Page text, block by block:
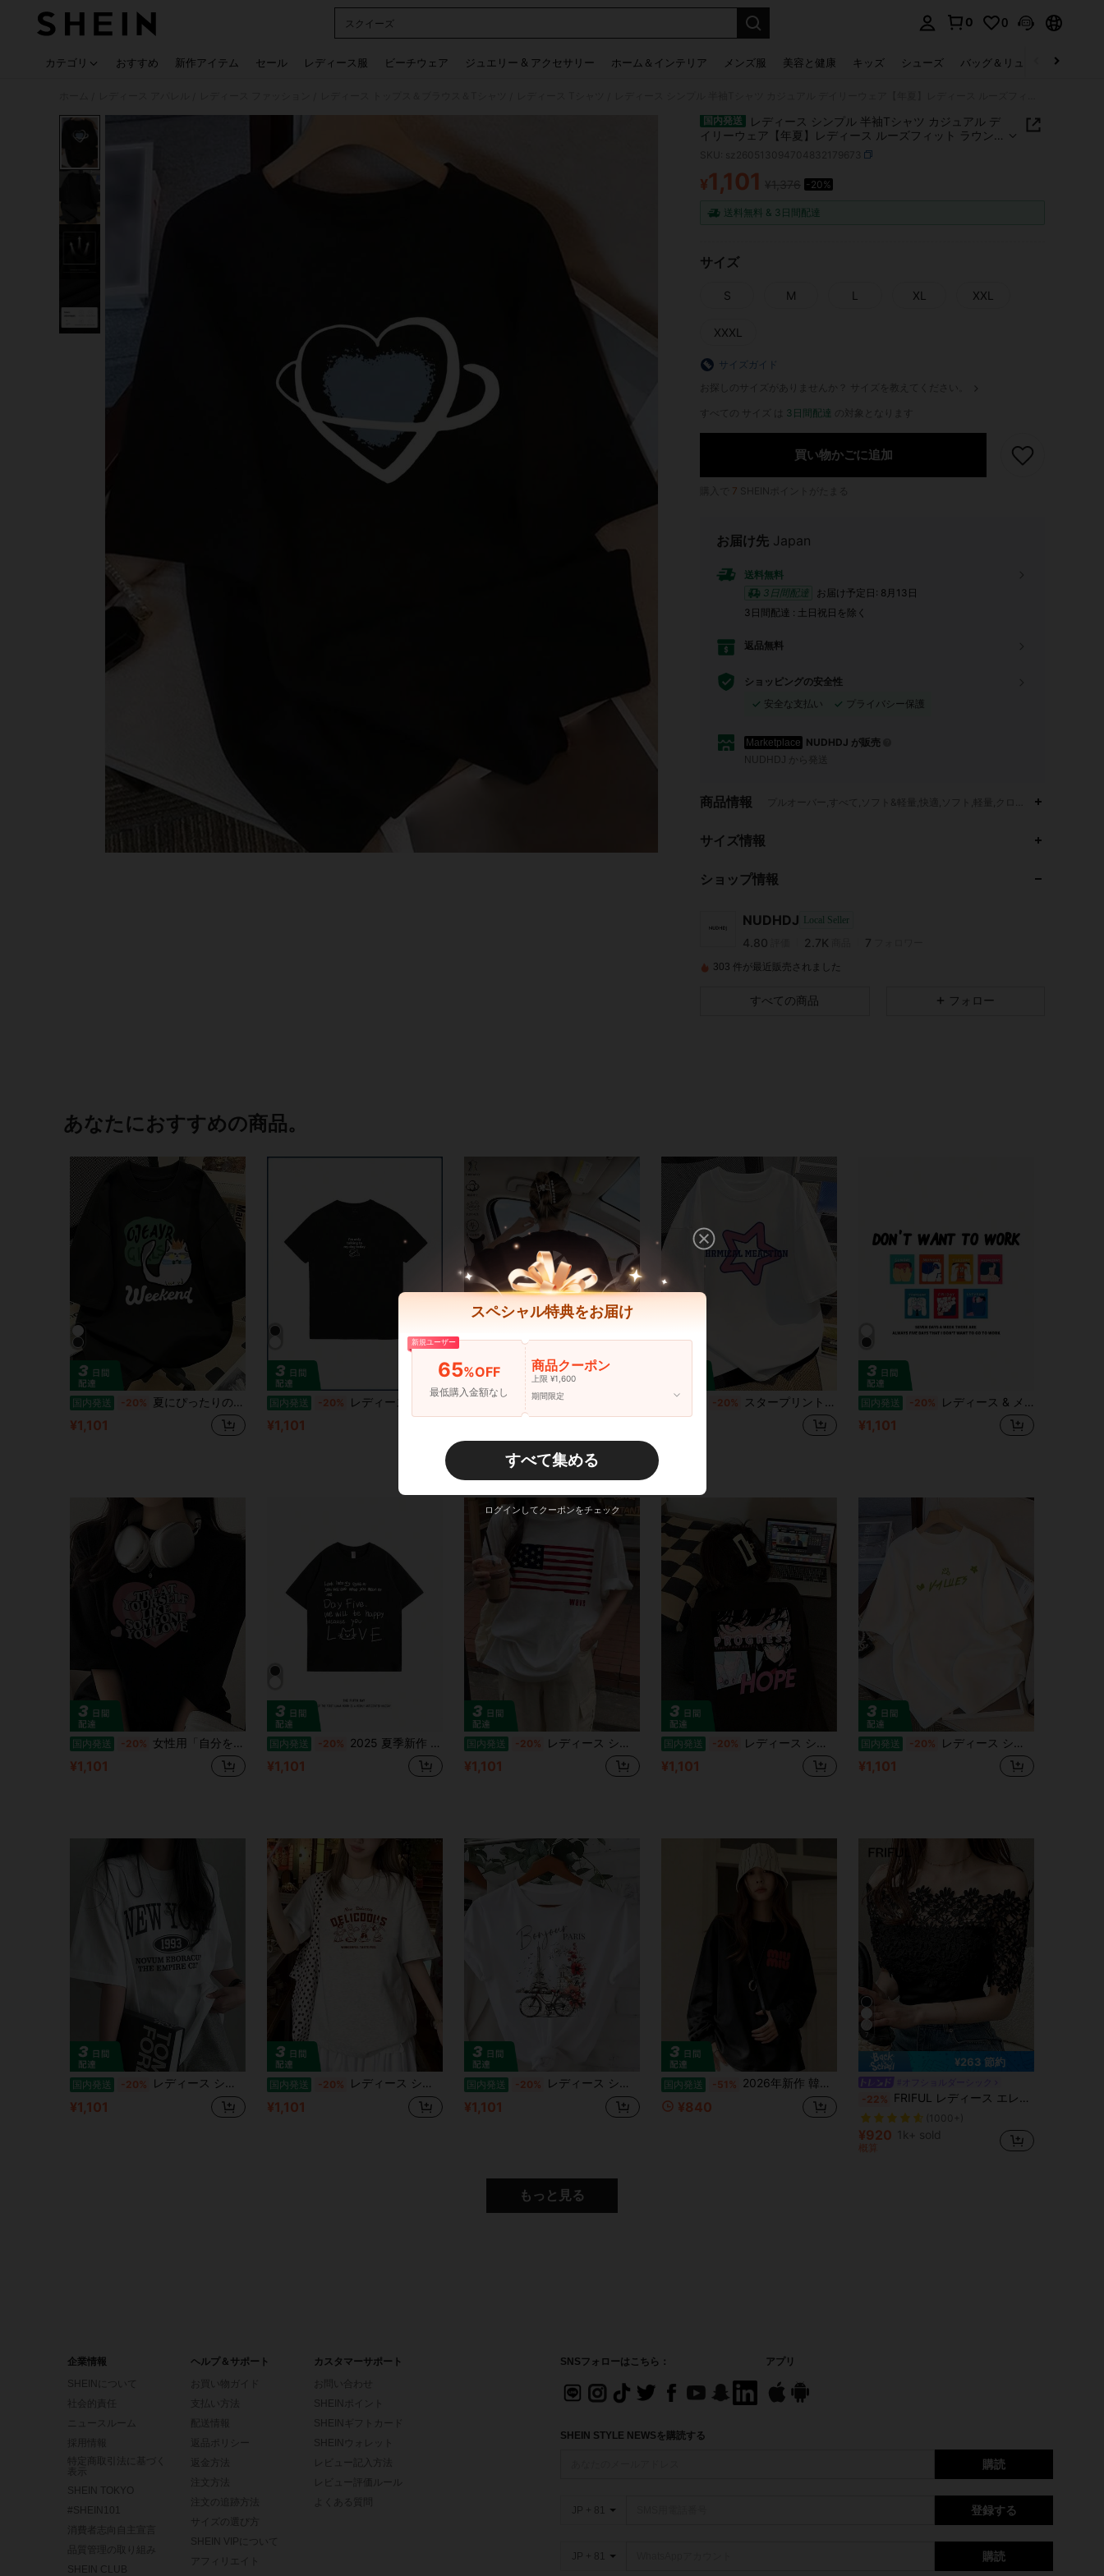
スクイーズ
0 0
カテゴリ おすすめ 新作アイテム セール レディース服 ビーチウェア ジュエリー & アクセサリー ホーム＆インテリア メンズ服 美容と健康 キッズ シューズ バッグ＆リュック
国内発送
レディース シンプル 半袖Tシャツ カジュアル デ
イリーウェア【年夏】レディース ルーズフィット ラウンド
PRICE AND AVAILABILITY
¥1,101 -20%
送料無料 & 3日間配達
サイズ
S M L XL XXL
XXXL
サイズガイド
お探しのサイズがありませんか？ サイズを教えてください。
すべての サイズ は 3日間配達 の対象となります
買い物かごに追加
7
お届け先 Japan
送料無料
3日間配達
お届け予定日: 8月13日
3日間配達 : 土日祝日を除く
返品無料
ショッピングの安全性
安全な支払い
プライバシー保護
Marketplace NUDHDJ が販売
NUDHDJ から発送
商品情報 プルオーバー,すべて,ソフト&軽量,快適,ソフト,軽量,クロシェ
サイズ情報
ショップ情報
NUDHDJ Local Seller
4.80
4.80
2.7K
4.80
2.7K 7
4.80 2.7K
303 件が最近販売されました
すべての商品 フォロー
あなたにおすすめの商品。
国内発送 -20% 夏にぴったりの、若々しい雰囲気を醸し出すユニークなデザインが特徴の、新しいスタイリッシュな猫プリントTシャツ。
¥1,101
国内発送 -20% レディース & メンズ「I‘m only talking to my dog today（今日は犬としか話さない）」ユーモラスな文字と犬のプリント T シャツ｜純綿素材のルーズフィットで可愛らしく風趣に富み、着心地が良く通気性に優れる｜シンプル風で万能搭載可能なクルーネック半袖上衣
¥1,101
-20% レディース シンプル 半袖Tシャツ カジュアル デイリーウェア【BANDEL 幾何学ロゴ柄 100% 半袖Tシャツ】「BANDEL」と「BALAN& FOR」のテキスト装飾要素付きの黒の幾何学スターパターン。 ミニマリストで機能的なスタイル、ルーズなカジュアルフィット、通気性と肌に優しい生地。 フレッシュ。 -20% スタープリントと「ヒマラヤーメーション」デザインのレディースカジュアルコットンタートルシャツ - 軽量、通気性、夏の日常着に最適、カジュアルアウトフィットウェア | ボールドグラフィックティー 国内発送 -20% レディース & メンズ「DON'T WANT TO WORK（一週間中、仕事に適した日はない）」創意プリント半袖Tシャツ｜ホワイト&ブラックの2色展開｜純綿素材のルーズフィットでカジュアル感溢れ、風趣に富み着心地良好｜万能搭載可能なクルーネック半袖上衣スタイル
¥1,101
国内発送 -20% 女性用「自分を愛する人のように扱う」グラフィックTシャツ - ハートデザインの軽量夏カジュアルトップ、快適な服装に最適なショートスリーブブラックティー | ポジティブメッセージトップ | レディースTシャツ
¥1,101
国内発送 -20% 2025 夏季新作 レディース T シャツ - カートゥーン風ユーモラスな子猫プリント アメリカンヴィンテージ風 アカデミック風上衣 半袖デザイン 日常のカジュアルコーディネートに最適 可愛らしさと復古感を兼ね備えた個性的スタイルを演出
¥1,101
国内発送 -20% レディース シンプル 半袖Tシャツ カジュアル デイリーウェアY2K スタイル、なアメリカン柄プリントTシャツ、レディースカジュアルトップ、ラウンドネック、夏用半袖デザイン。
¥1,101
国内発送 -20% レディース シンプル 半袖Tシャツ カジュアル デイリーウェア女性用の日本のアニメプリントラウンドネック半袖Tシャツ、ファッショナブルな夏の風景にデザインされた、ゆったりとフレンチなトップス。
¥1,101
国内発送 -20% レディース シンプル 半袖Tシャツ カジュアル デイリーウェア【年夏】アメリカン クリエイティブ フラワー シー デザイン レディース 半袖 Tシャツ - 新作ルーズで着回し力抜群
¥1,101
国内発送 -20% レディース シンプル 半袖Tシャツ カジュアル デイリーウェア女性用 "ニューヨーク 50.62 メートル グラフィック T シャツ - "Novum Eboracum The Empire City" プリント付きのブラック カジュアル T シャツ、半袖、ラウンドネック、夏のファッション、カジュアルウェア | カジュアルスタイル | 半袖シャツ
¥1,101
国内発送 -20% レディース シンプル 半袖Tシャツ カジュアル デイリーウェアレディース Y2K カジュアル半袖Tシャツ - ライトグレー レタープリント ラウンドネックトップ、春夏秋用ソフト軽量生地、レギュラーフィットカジュアルウェア、リラックステンウィークエンドスタイル、レトロインスパイアデザイン、通気性素材、グラフィックティー
¥1,101
国内発送 -20% レディース シンプル 半袖Tシャツ カジュアル デイリーウェアエッフェル塔とヴィンテージ自転車のプリントが特徴的なスタイリッシュなレディースTシャツ - カジュアルなラウンドネック、半袖、花柄アクセント付き
¥1,101
国内発送 -51% 2026年新作 韓国風カジュアル 万能 レディース 長袖・半袖Tシャツ レディースTシャツ
¥840
7
¥263 節約
-22% FRIFUL レディース エレガント 無地 レース切り替え オフショルダー 半袖 Tシャツ 夏 お出かけトップス
(1000+)
¥920 1k+ sold
概算
もっと見る
企業情報
SHEINについて
ニュースルーム
SHEIN TOKYO
#SHEIN101
消費者志向自主宣言
品質管理の取り組み
SHEIN CLUB
ヘルプ＆サポート
お買い物ガイド
支払い方法
返品ポリシー
サイズの選び方
SHEIN VIPについて
アフィリエイト
カスタマーサポート
お問い合わせ
SHEINポイント
SHEINギフトカード
SHEINウォレット
レビュー記入方法
レビュー評価ルール
よくある質問
SNSフォローはこちら： アプリ
SHEIN STYLE NEWSを購読する
購読
JP + 81 登録する
JP + 81 購読
スペシャル特典をお届け
新規ユーザー
65%OFF
最低購入金額なし
商品クーポン
上限 ¥1,600
期間限定
すべて集める
ログインしてクーポンをチェック